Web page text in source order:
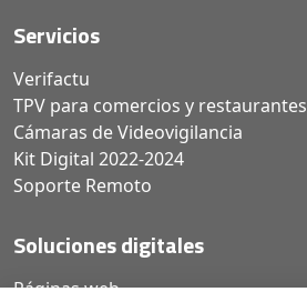
Servicios
Verifactu
TPV para comercios y restaurantes
Cámaras de Videovigilancia
Kit Digital 2022-2024
Soporte Remoto
Soluciones digitales
Páginas web